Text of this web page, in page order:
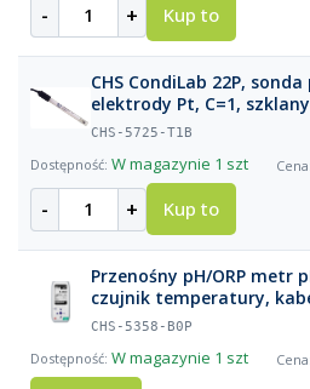
- + Kup to
CHS CondiLab 22P,
elektrody Pt, C=1,
zanurzenia 22 mm,
CHS-5725-T1B
W magazynie 1 szt
- + Kup to
Przenośny pH/ORP metr
czujnik temperatury,
akcesoriami
CHS-5358-B0P
W magazynie 1 szt